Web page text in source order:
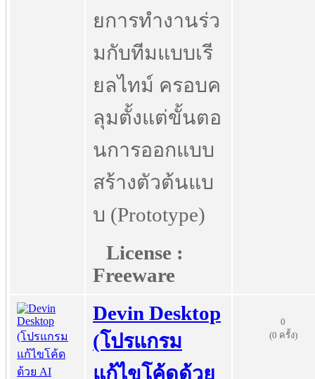
ยการทำงานร่ว
มกับทีมแบบเรี
ยลไทม์ ครอบค
ลุมตั้งแต่ขั้นตอ
นการออกแบบ
สร้างตัวต้นแบ
บ (Prototype)
License :
Freeware
Devin Desktop
(โปรแกรม
แก้ไขโค้ดด้วย
0
(0 ครั้ง)